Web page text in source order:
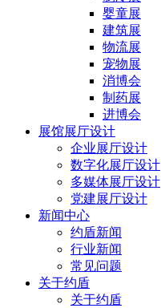
婴童展
建筑展
物流展
宠物展
消博会
制药展
进博会
展馆展厅设计
企业展厅设计
数字化展厅设计
多媒体展厅设计
党建展厅设计
新闻中心
约盾新闻
行业新闻
常见问题
关于约盾
关于约盾